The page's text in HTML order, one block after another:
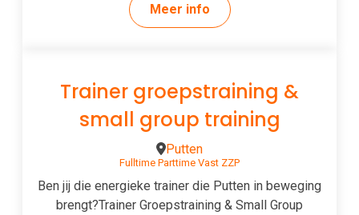
Meer info
Trainer groepstraining &
small group training
Putten
Fulltime Parttime Vast ZZP
Ben jij die energieke trainer die Putten in beweging
brengt?Trainer Groepstraining & Small Group